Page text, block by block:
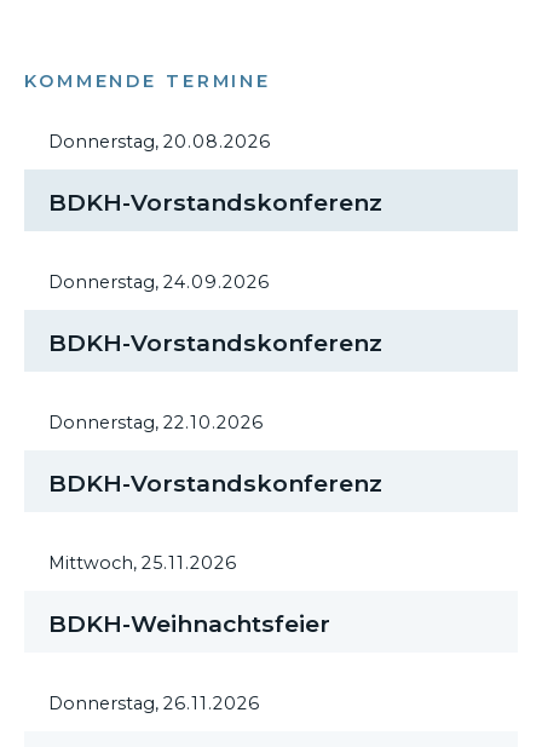
KOMMENDE TERMINE
Donnerstag, 20.08.2026
BDKH-Vorstandskonferenz
Donnerstag, 24.09.2026
BDKH-Vorstandskonferenz
Donnerstag, 22.10.2026
BDKH-Vorstandskonferenz
Mittwoch, 25.11.2026
BDKH-Weihnachtsfeier
Donnerstag, 26.11.2026